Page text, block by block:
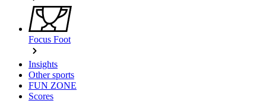
Focus Foot
Insights
Other sports
FUN ZONE
Scores